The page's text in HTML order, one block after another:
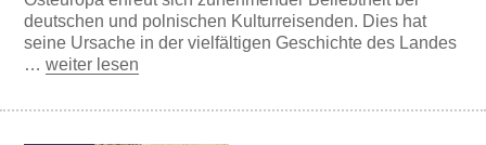
deutschen und polnischen Kulturreisenden. Dies hat
seine Ursache in der vielfältigen Geschichte des Landes
…weiter lesen